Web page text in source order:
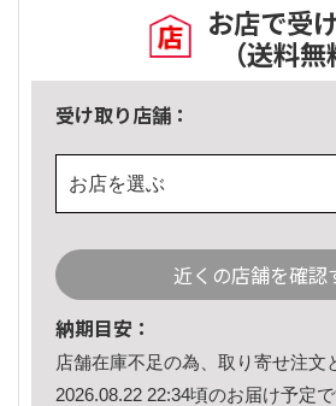
お店で受
（送料無
受け取り店舗：
お店を選ぶ
近くの店舗を確認
納期目安：
店舗在庫不足の為、取り寄せ注文
2026.08.22 22:34頃のお届け予定で